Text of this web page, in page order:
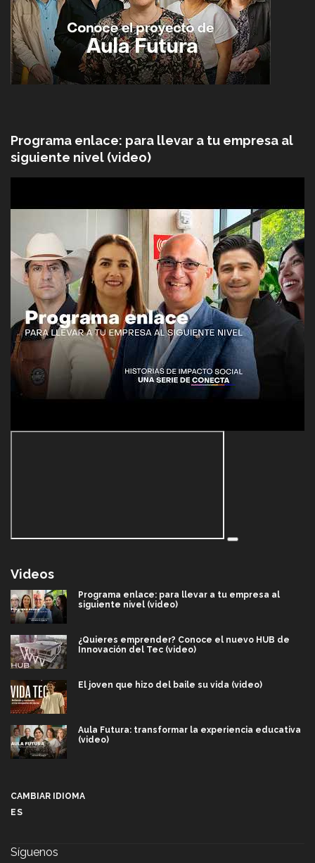
Programa enlace: para llevar a tu empresa al
siguiente nivel (video)
Videos
Programa enlace: para llevar a tu empresa al
siguiente nivel (video)
¿Quieres emprender? Conoce el nuevo HUB de
Innovación del Tec (video)
El joven que hizo del baile su vida (video)
Aula Futura: transformar la experiencia educativa
(video)
CAMBIAR IDIOMA
ES
Síguenos